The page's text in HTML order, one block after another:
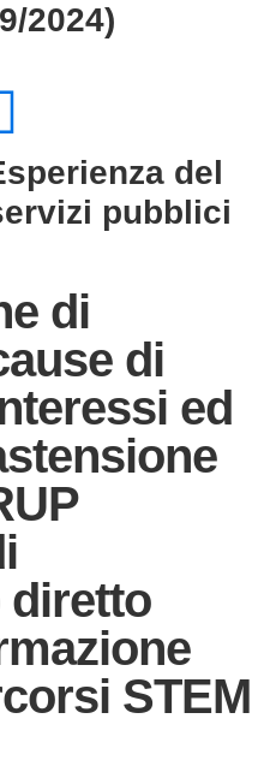
2024)
del
pubblici
di
di
ed
diretto
STEM